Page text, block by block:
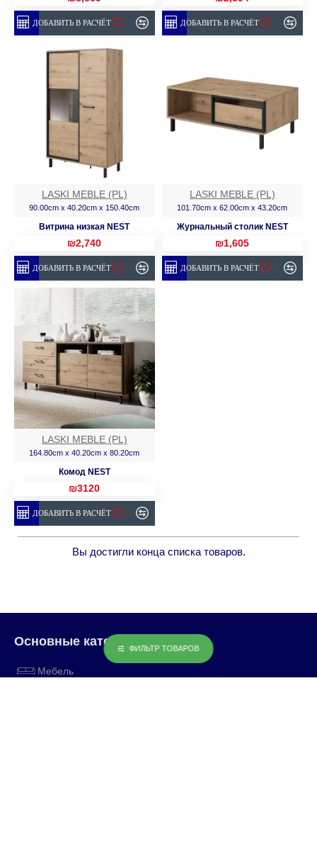
ДОБАВИТЬ В РАСЧЁТ ДОБАВИТЬ В РАСЧЁТ
LASKI MEBLE (PL)
90.00cm x 40.20cm x 150.40cm
Витрина низкая NEST
₪2,740
ДОБАВИТЬ В РАСЧЁТ
LASKI MEBLE (PL)
101.70cm x 62.00cm x 43.20cm
Журнальный столик NEST
₪1,605
ДОБАВИТЬ В РАСЧЁТ
LASKI MEBLE (PL)
164.80cm x 40.20cm x 80.20cm
Комод NEST
₪3120
ДОБАВИТЬ В РАСЧЁТ
Вы достигли конца списка товаров.
Основные категории
Мебель
ФИЛЬТР ТОВАРОВ